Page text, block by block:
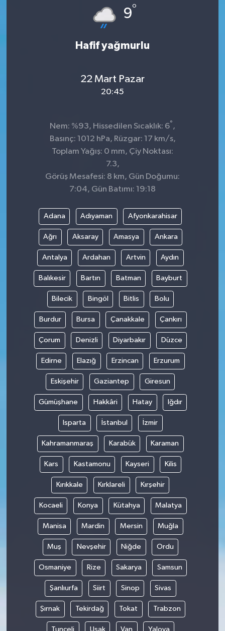
9°
Hafif yağmurlu
22 Mart Pazar
20:45
Nem: %93, Hissedilen Sıcaklık: 6° ,
Basınç: 1012 hPa, Rüzgar: 17 km/s,
Toplam Yağış: 0 mm, Çiy Noktası:
7.3,
Görüş Mesafesi: 8 km, Gün Doğumu:
7:04, Gün Batımı: 19:18
Adana Adıyaman Afyonkarahisar
Ağrı Aksaray Amasya Ankara
Antalya Ardahan Artvin Aydın
Balıkesir Bartın Batman Bayburt
Bilecik Bingöl Bitlis Bolu
Burdur Bursa Çanakkale Çankırı
Çorum Denizli Diyarbakır Düzce
Edirne Elazığ Erzincan Erzurum
Eskişehir Gaziantep Giresun
Gümüşhane Hakkâri Hatay Iğdır
Isparta İstanbul İzmir
Kahramanmaraş Karabük Karaman
Kars Kastamonu Kayseri Kilis
Kırıkkale Kırklareli Kırşehir
Kocaeli Konya Kütahya Malatya
Manisa Mardin Mersin Muğla
Muş Nevşehir Niğde Ordu
Osmaniye Rize Sakarya Samsun
Şanlıurfa Siirt Sinop Sivas
Şırnak Tekirdağ Tokat Trabzon
Tunceli Uşak Van Yalova